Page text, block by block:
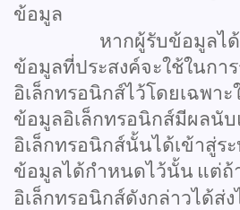
ข้อมูล
หากผู้รับข้อมูลไ
ข้อมูลที่ประสงค์จะใช้ในกา
อิเล็กทรอนิกส์ไว้โดยเฉพาะ
ข้อมูลอิเล็กทรอนิกส์มีผลนั
อิเล็กทรอนิกส์นั้นได้เข้าสู่ร
ข้อมูลได้กำหนดไว้นั้น แต่ถ้
อิเล็กทรอนิกส์ดังกล่าวได้ส่